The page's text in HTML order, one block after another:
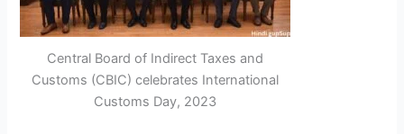
Central Board of Indirect Taxes and
Customs (CBIC) celebrates International
Customs Day, 2023